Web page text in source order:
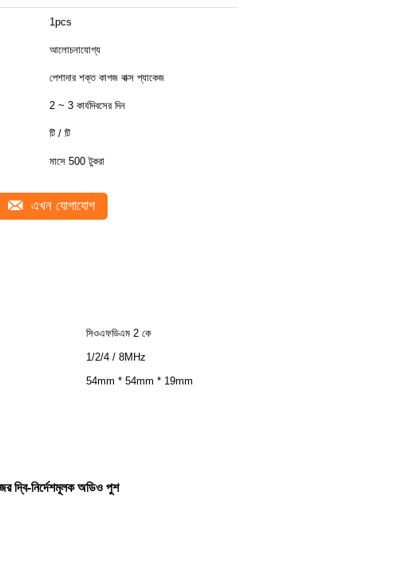
1pcs
আলোচনাযোগ্য
পেশাদার শক্ত কাগজ বাক্স প্যাকেজ
2 ~ 3 কার্যদিবসের দিন
টি / টি
মাসে 500 টুকরা
এখন যোগাযোগ
সিওএফডিএম 2 কে
1/2/4 / 8MHz
54mm * 54mm * 19mm
দ্বি-নির্দেশমূলক অডিও পুশ